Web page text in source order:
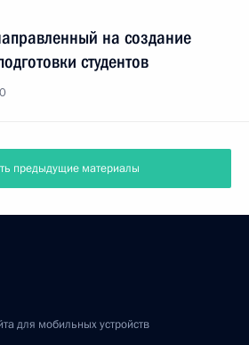
на создание
студентов
предыдущие материалы
для мобильных устройств